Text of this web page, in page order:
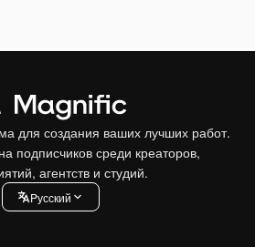
для создания ваших лучших работ.
подписчиков среди креаторов,
агентств и студий.
Pусский